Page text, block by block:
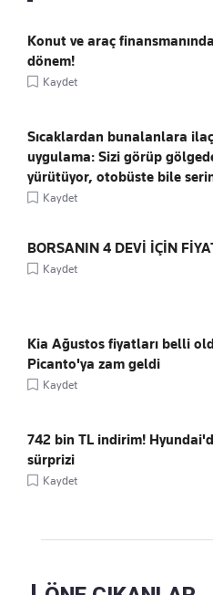
Konut ve araç
dönem!
Kaydet
Sıcaklardan bunalanlara
uygulama: Sizi görüp
yürütüyor, otobüste bile
Kaydet
BORSANIN 4 DEVİ İÇİN
Kaydet
Kia Ağustos fiyatları belli
Picanto'ya zam geldi
Kaydet
742 bin TL indirim!
sürprizi
Kaydet